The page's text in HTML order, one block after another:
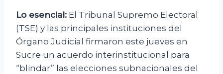
Lo esencial: El Tribunal Supremo Electoral
(TSE) y las principales instituciones del
Órgano Judicial firmaron este jueves en
Sucre un acuerdo interinstitucional para
“blindar” las elecciones subnacionales del